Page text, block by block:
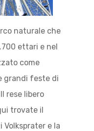
naturale che
ettari e nel
come
grandi feste di
rese libero
trovate il
e la